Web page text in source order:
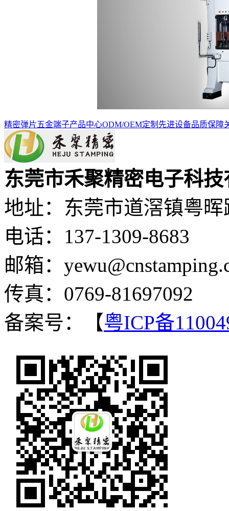
精密弹片五金端子产品中心ODM/OEM定制 先进设备品质保障
东莞市禾聚精密电子科
地址：东莞市道滘镇粤晖
电话：137-1309-8683
邮箱：
传真：0769-81697092
备案号：【粤ICP备